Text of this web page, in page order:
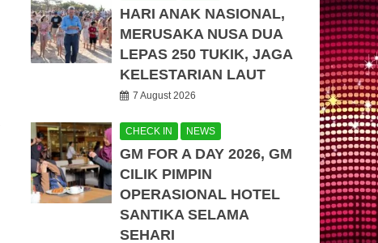
HARI ANAK NASIONAL,
MERUSAKA NUSA DUA
LEPAS 250 TUKIK, JAGA
KELESTARIAN LAUT
7 August 2026
CHECK IN NEWS
GM FOR A DAY 2026, GM
CILIK PIMPIN
OPERASIONAL HOTEL
SANTIKA SELAMA
SEHARI